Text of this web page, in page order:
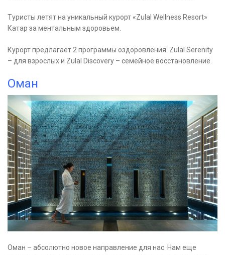
Туристы летят на уникальный курорт «Zulal Wellness Resort»
Катар за ментальным здоровьем.
Курорт предлагает 2 программы оздоровления: Zulal Serenity
– для взрослых и Zulal Discovery – семейное восстановление.
Оман
Оман – абсолютно новое направление для нас. Нам еще